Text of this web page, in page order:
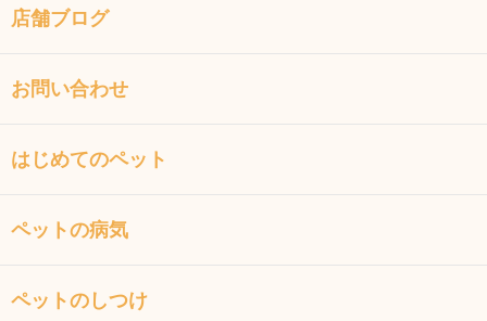
店舗ブログ
お問い合わせ
はじめてのペット
ペットの病気
ペットのしつけ